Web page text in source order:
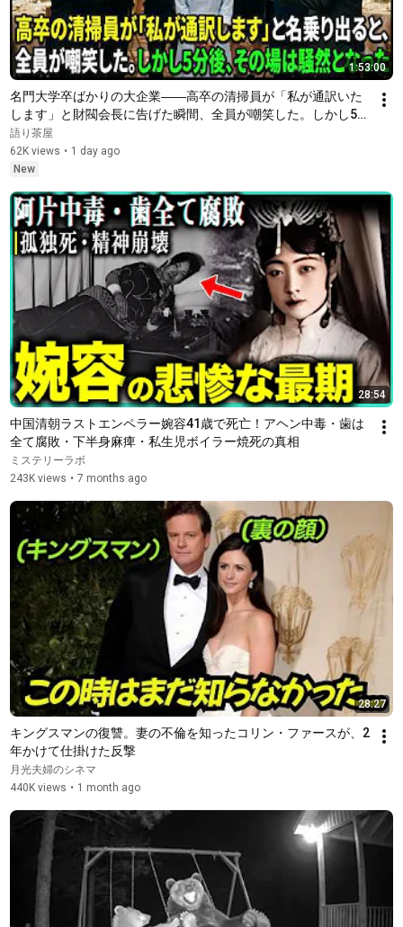
1:53:00
名門大学卒ばかりの大企業――高卒の清掃員が「私が通訳いた
します」と財閥会長に告げた瞬間、全員が嘲笑した。しかし5分
後、その場は静まり返った。#動エピソード#老後の物語 #家族
の物語
語り茶屋
62K views • 1 day ago
New
28:54
中国清朝ラストエンペラー婉容41歳で死亡！アヘン中毒・歯は
全て腐敗・下半身麻痺・私生児ボイラー焼死の真相
ミステリーラボ
243K views • 7 months ago
28:27
キングスマンの復讐。妻の不倫を知ったコリン・ファースが、2
年かけて仕掛けた反撃
月光夫婦のシネマ
440K views • 1 month ago